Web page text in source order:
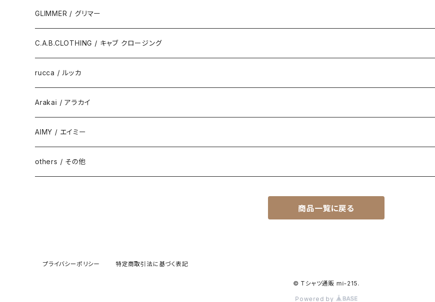
GLIMMER / グリマー
C.A.B.CLOTHING / キャブ クロージング
rucca / ルッカ
Arakai / アラカイ
AIMY / エイミー
others / その他
商品一覧に戻る
プライバシーポリシー 特定商取引法に基づく表記
© Tシャツ通販 mi-215.
Powered by